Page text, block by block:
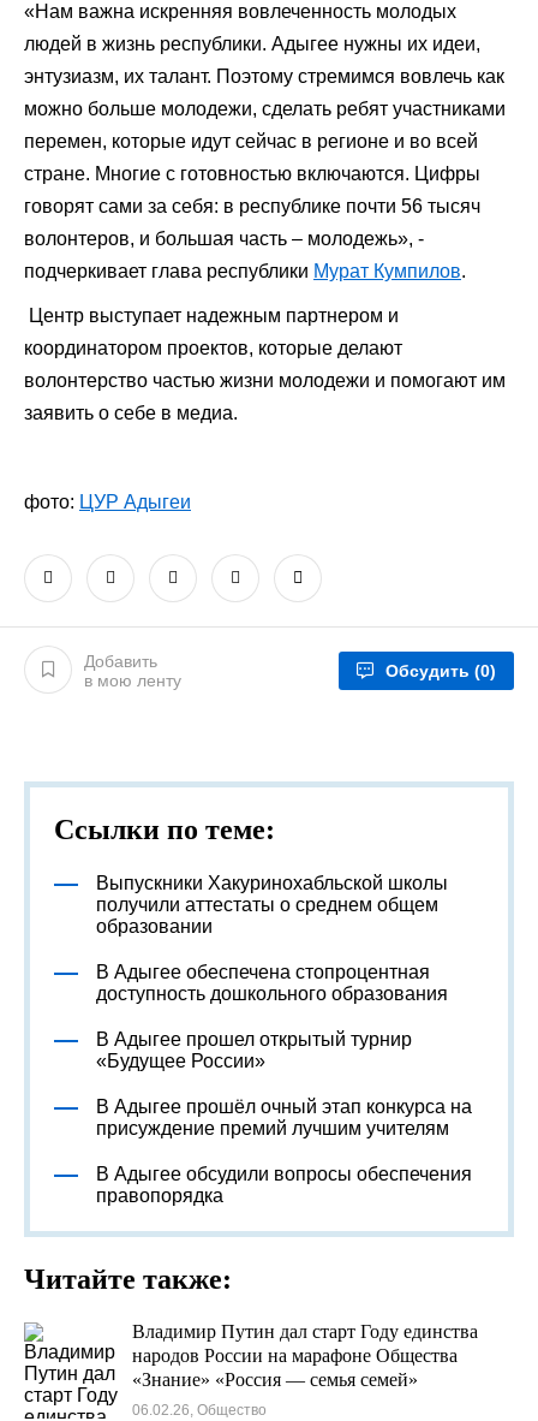
«Нам важна искренняя вовлеченность молодых
людей в жизнь республики. Адыгее нужны их идеи,
энтузиазм, их талант. Поэтому стремимся вовлечь как
можно больше молодежи, сделать ребят участниками
перемен, которые идут сейчас в регионе и во всей
стране. Многие с готовностью включаются. Цифры
говорят сами за себя: в республике почти 56 тысяч
волонтеров, и большая часть – молодежь», -
подчеркивает глава республики Мурат Кумпилов.
Центр выступает надежным партнером и
координатором проектов, которые делают
волонтерство частью жизни молодежи и помогают им
заявить о себе в медиа.
фото: ЦУР Адыгеи
Добавить
в мою ленту
Обсудить (0)
Ссылки по теме:
Выпускники Хакуринохабльской школы
получили аттестаты о среднем общем
образовании
В Адыгее обеспечена стопроцентная
доступность дошкольного образования
В Адыгее прошел открытый турнир
«Будущее России»
В Адыгее прошёл очный этап конкурса на
присуждение премий лучшим учителям
В Адыгее обсудили вопросы обеспечения
правопорядка
Читайте также:
Владимир Путин дал старт Году единства
народов России на марафоне Общества
«Знание» «Россия — семья семей»
06.02.26, Общество